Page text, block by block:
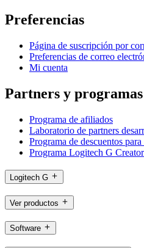
Preferencias
Página de suscripción por
Preferencias de correo
Mi cuenta
Partners y programas
Programa de afiliados
Laboratorio de partners
Programa de descuentos para
Programa Logitech G Creator
Logitech G
Ver productos
Software